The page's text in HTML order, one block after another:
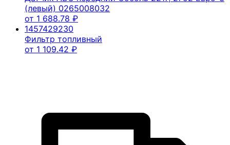
(левый) 0265008032
от 1 688.78 ₽
1457429230
Фильтр топливный
от 1 109.42 ₽